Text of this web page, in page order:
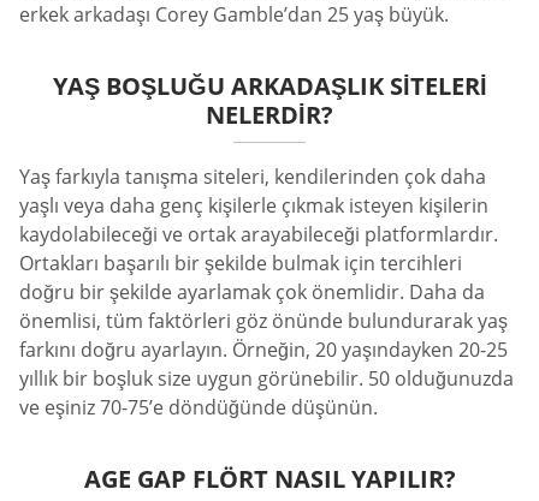
erkek arkadaşı Corey Gamble’dan 25 yaş büyük.
YAŞ BOŞLUĞU ARKADAŞLIK SITELERI
NELERDIR?
Yaş farkıyla tanışma siteleri, kendilerinden çok daha
yaşlı veya daha genç kişilerle çıkmak isteyen kişilerin
kaydolabileceği ve ortak arayabileceği platformlardır.
Ortakları başarılı bir şekilde bulmak için tercihleri
doğru bir şekilde ayarlamak çok önemlidir. Daha da
önemlisi, tüm faktörleri göz önünde bulundurarak yaş
farkını doğru ayarlayın. Örneğin, 20 yaşındayken 20-25
yıllık bir boşluk size uygun görünebilir. 50 olduğunuzda
ve eşiniz 70-75’e döndüğünde düşünün.
AGE GAP FLÖRT NASIL YAPILIR?